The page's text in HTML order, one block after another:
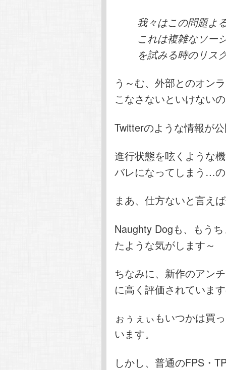
我々はこの問題よ
これは複雑なソー
を試みる時のリス
う～む、外部とのオン
こなさないといけない
Twitterのような情報が
進行状態を呟くような
バレになってしまう…
まあ、仕方ないと言え
Naughty Dogも、もう
たような気がします～
ちなみに、新作のアン
に高く評価されていま
ぉぅぇぃもいつかは買
います。
しかし、普通のFPS・